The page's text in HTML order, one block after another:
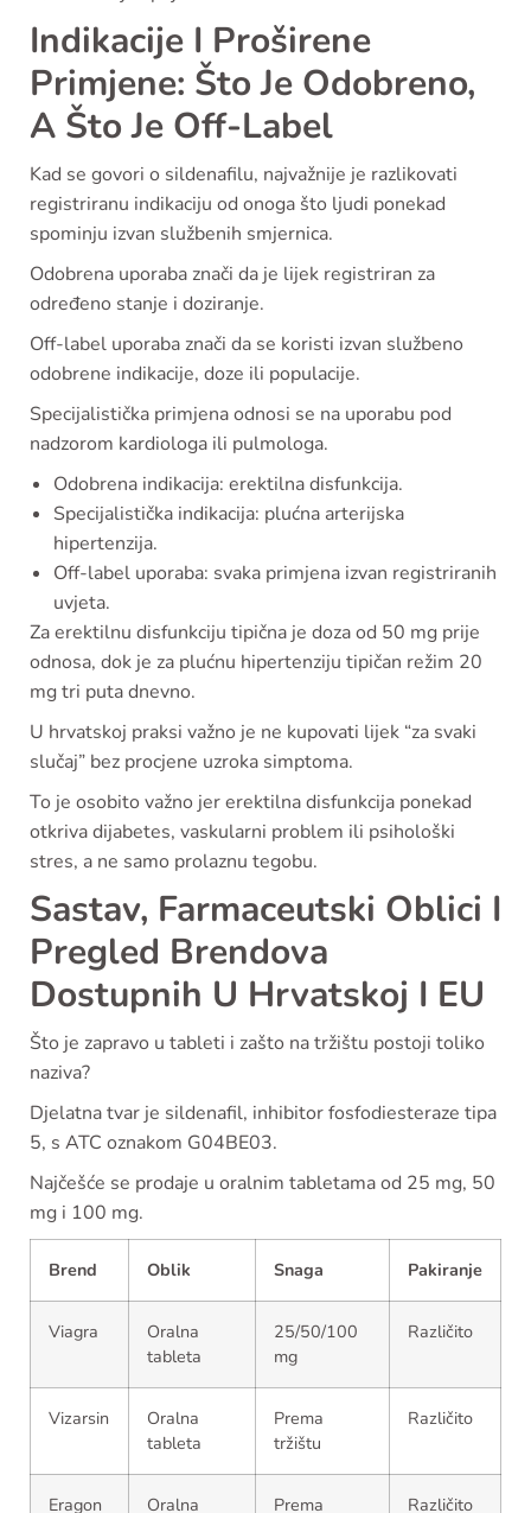
Indikacije I Proširene
Primjene: Što Je Odobreno,
A Što Je Off-Label
Kad se govori o sildenafilu, najvažnije je razlikovati
registriranu indikaciju od onoga što ljudi ponekad
spominju izvan službenih smjernica.
Odobrena uporaba znači da je lijek registriran za
određeno stanje i doziranje.
Off-label uporaba znači da se koristi izvan službeno
odobrene indikacije, doze ili populacije.
Specijalistička primjena odnosi se na uporabu pod
nadzorom kardiologa ili pulmologa.
Odobrena indikacija: erektilna disfunkcija.
Specijalistička indikacija: plućna arterijska
hipertenzija.
Off-label uporaba: svaka primjena izvan registriranih
uvjeta.
Za erektilnu disfunkciju tipična je doza od 50 mg prije
odnosa, dok je za plućnu hipertenziju tipičan režim 20
mg tri puta dnevno.
U hrvatskoj praksi važno je ne kupovati lijek “za svaki
slučaj” bez procjene uzroka simptoma.
To je osobito važno jer erektilna disfunkcija ponekad
otkriva dijabetes, vaskularni problem ili psihološki
stres, a ne samo prolaznu tegobu.
Sastav, Farmaceutski Oblici I
Pregled Brendova
Dostupnih U Hrvatskoj I EU
Što je zapravo u tableti i zašto na tržištu postoji toliko
naziva?
Djelatna tvar je sildenafil, inhibitor fosfodiesteraze tipa
5, s ATC oznakom G04BE03.
Najčešće se prodaje u oralnim tabletama od 25 mg, 50
mg i 100 mg.
Brend Oblik Snaga Pakiranje
Viagra
Oralna
tableta
25/50/100
mg
Različito
Vizarsin
Oralna
tableta
Prema
tržištu
Različito
Eragon
Oralna
Prema
Različito